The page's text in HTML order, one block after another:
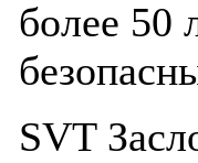
более 50
SVT